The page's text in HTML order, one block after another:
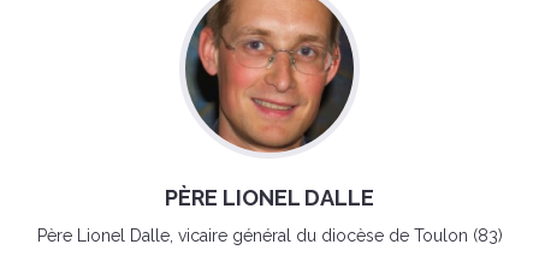
PÈRE LIONEL DALLE
Père Lionel Dalle, vicaire général du diocèse de Toulon (83)